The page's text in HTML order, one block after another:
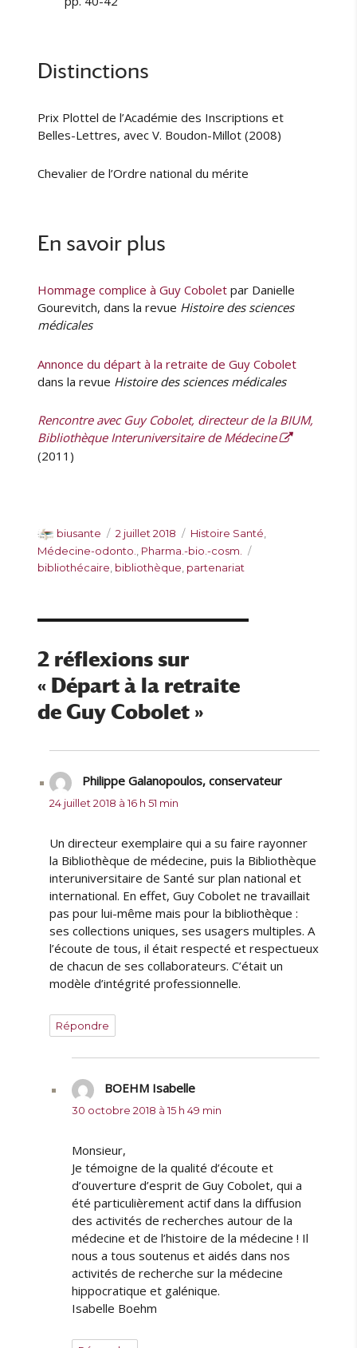
Distinctions
Prix Plottel de l’Académie des Inscriptions et
Belles-Lettres, avec V. Boudon-Millot (2008)
Chevalier de l’Ordre national du mérite
En savoir plus
Hommage complice à Guy Cobolet par Danielle
Gourevitch, dans la revue Histoire des sciences
médicales
Annonce du départ à la retraite de Guy Cobolet
dans la revue Histoire des sciences médicales
Rencontre avec Guy Cobolet, directeur de la BIUM,
Bibliothèque Interuniversitaire de Médecine
(2011)
A
u
t
r
biusante
P
u
b
é
e
2 juillet 2018
C
a
t
o
s
Histoire Santé
Médecine-odonto., Pharma.-bio.-cosm.
bibliothécaire, bibliothèque, partenariat
2 réflexions sur
« Départ à la retraite
de Guy Cobolet »
Philippe Galanopoulos, conservateur
24 juillet 2018 à 16 h 51 min
Un directeur exemplaire qui a su faire rayonner
la Bibliothèque de médecine, puis la Bibliothèque
interuniversitaire de Santé sur plan national et
international. En effet, Guy Cobolet ne travaillait
pas pour lui-même mais pour la bibliothèque :
ses collections uniques, ses usagers multiples. A
l’écoute de tous, il était respecté et respectueux
de chacun de ses collaborateurs. C’était un
modèle d’intégrité professionnelle.
Répondre
BOEHM Isabelle
30 octobre 2018 à 15 h 49 min
Monsieur,
Je témoigne de la qualité d’écoute et
d’ouverture d’esprit de Guy Cobolet, qui a
été particulièrement actif dans la diffusion
des activités de recherches autour de la
médecine et de l’histoire de la médecine ! Il
nous a tous soutenus et aidés dans nos
activités de recherche sur la médecine
hippocratique et galénique.
Isabelle Boehm